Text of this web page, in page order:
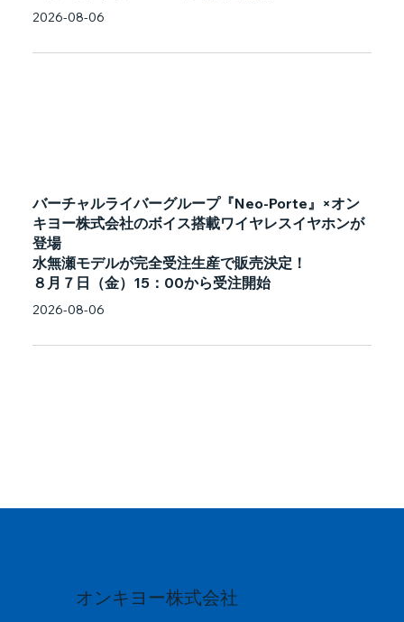
2026-08-06
バーチャルライバーグループ『Neo-Porte』×オン
キヨー株式会社のボイス搭載ワイヤレスイヤホンが
登場
水無瀬モデルが完全受注生産で販売決定！
８月７日（金）15：00から受注開始
2026-08-06
オンキヨー株式会社